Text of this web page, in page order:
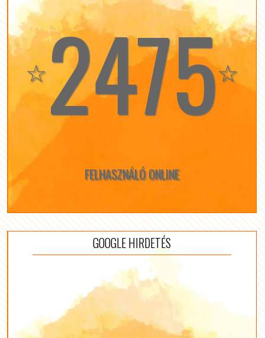
☆2475☆
FELHASZNÁLÓ ONLINE
GOOGLE HIRDETÉS